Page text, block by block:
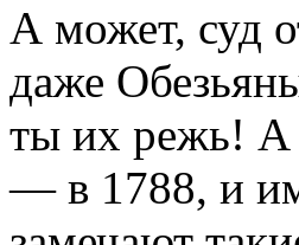
А может, суд
даже
ты их режь! А
— в 1788, и